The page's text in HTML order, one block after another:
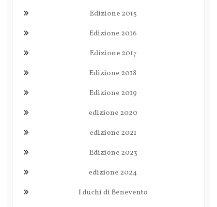
Edizione 2015
Edizione 2016
Edizione 2017
Edizione 2018
Edizione 2019
edizione 2020
edizione 2021
Edizione 2023
edizione 2024
I duchi di Benevento